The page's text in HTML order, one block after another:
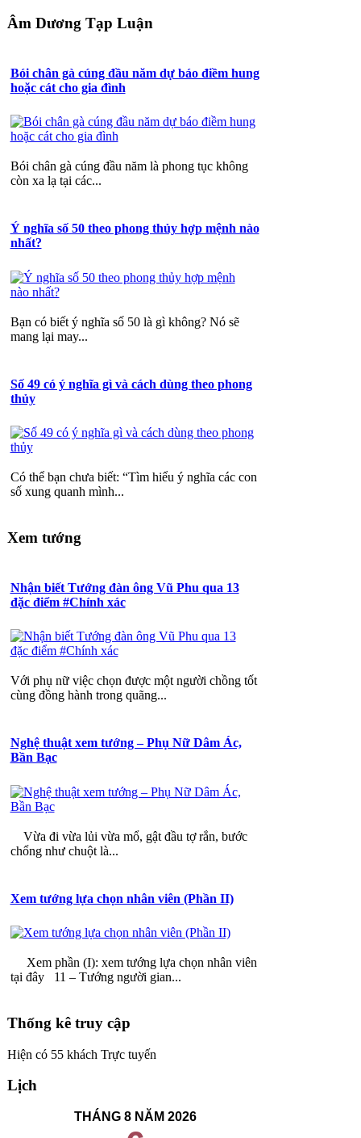
Âm Dương Tạp Luận
Bói chân gà cúng đầu năm dự báo điềm hung
hoặc cát cho gia đình
Bói chân gà cúng đầu năm là phong tục không
còn xa lạ tại các...
Ý nghĩa số 50 theo phong thủy hợp mệnh nào
nhất?
Bạn có biết ý nghĩa số 50 là gì không? Nó sẽ
mang lại may...
Số 49 có ý nghĩa gì và cách dùng theo phong
thủy
Có thể bạn chưa biết: “Tìm hiểu ý nghĩa các con
số xung quanh mình...
Xem tướng
Nhận biết Tướng đàn ông Vũ Phu qua 13
đặc điểm #Chính xác
Với phụ nữ việc chọn được một người chồng tốt
cùng đồng hành trong quãng...
Nghệ thuật xem tướng – Phụ Nữ Dâm Ác,
Bần Bạc
Vừa đi vừa lủi vừa mổ, gật đầu tợ rắn, bước
chổng như chuột là...
Xem tướng lựa chọn nhân viên (Phần II)
Xem phần (I): xem tướng lựa chọn nhân viên
tại đây 11 – Tướng người gian...
Thống kê truy cập
Hiện có 55 khách Trực tuyến
Lịch
THÁNG 8 NĂM 2026